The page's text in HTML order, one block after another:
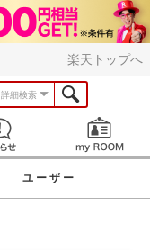
楽天トップへ
詳細検索
お知らせ
ユーザー